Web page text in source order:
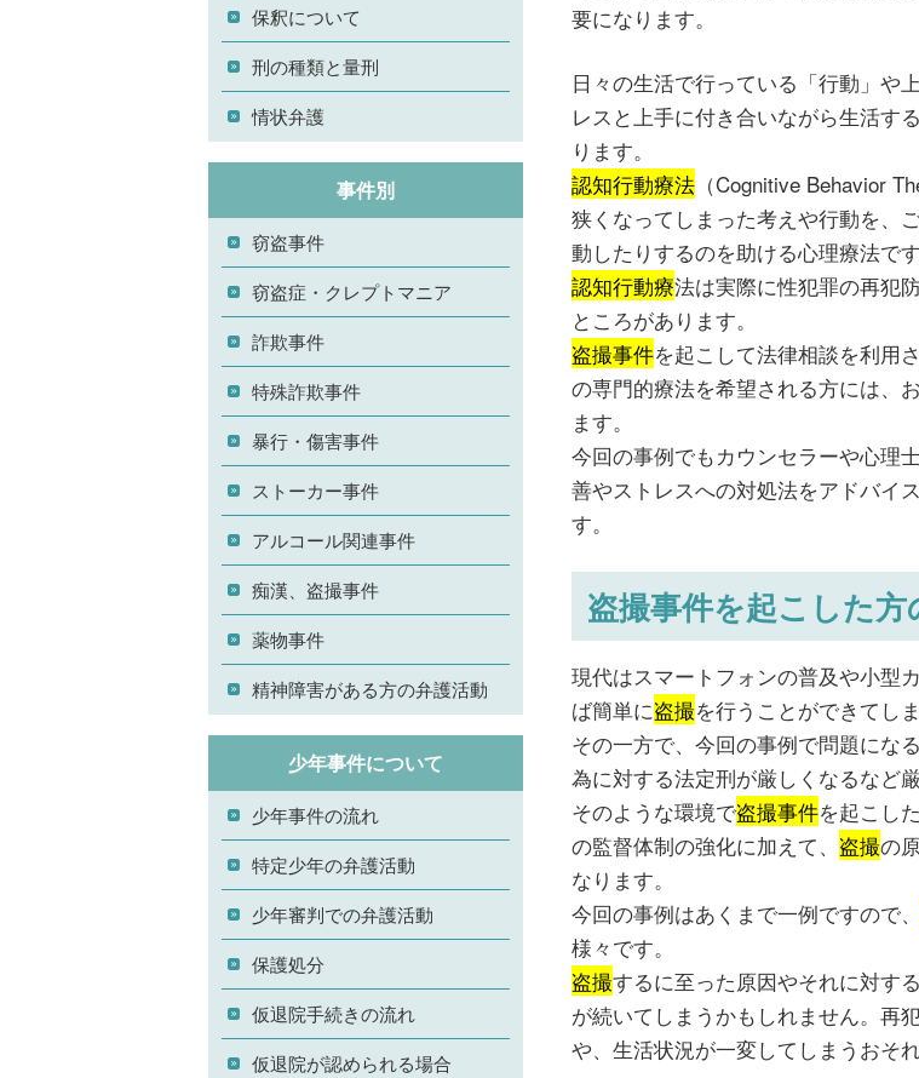
要になります。
日々の生活で行っている「行動」や
レスと上手に付き合いながら生活す
ります。
認知行動療法 （Cognitive Behavior
狭くなってしまった考えや行動を、
動したりするのを助ける心理療法です
認知行動療法は実際に性犯罪の再犯
ところがあります。
盗撮事件を起こして法律相談を利用さ
の専門的療法を希望される方には、
ます。
今回の事例でもカウンセラーや心理
善やストレスへの対処法をアドバイ
す。
盗撮事件を起こした方
現代はスマートフォンの普及や小型
ば簡単に盗撮を行うことができてし
その一方で、今回の事例で問題にな
為に対する法定刑が厳しくなるなど
そのような環境で盗撮事件を起こし
の監督体制の強化に加えて、 盗撮の
なります。
今回の事例はあくまで一例ですので、
様々です。
盗撮するに至った原因やそれに対す
が続いてしまうかもしれません。再
や、生活状況が一変してしまうおそれ
保釈について
刑の種類と量刑
情状弁護
事件別
窃盗事件
窃盗症・クレプトマニア
詐欺事件
特殊詐欺事件
暴行・傷害事件
ストーカー事件
アルコール関連事件
痴漢、盗撮事件
薬物事件
精神障害がある方の弁護活動
少年事件について
少年事件の流れ
特定少年の弁護活動
少年審判での弁護活動
保護処分
仮退院手続きの流れ
仮退院が認められる場合